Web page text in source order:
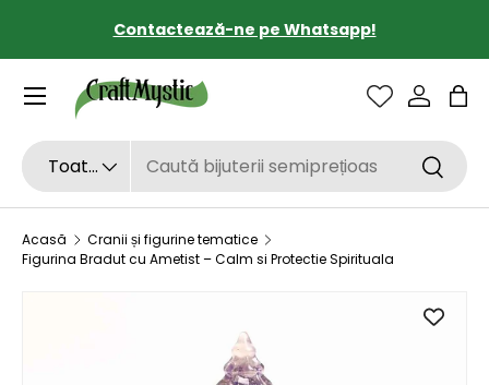
SARI LA CONȚINUT
Contactează-ne pe Whatsapp!
Căutare
Tipul de produs
Toate
Sac
Acasă
Cranii și figurine tematice
Figurina Bradut cu Ametist – Calm si Protectie Spirituala
SARI LA INFORMAȚIILE DESPRE PRODUS